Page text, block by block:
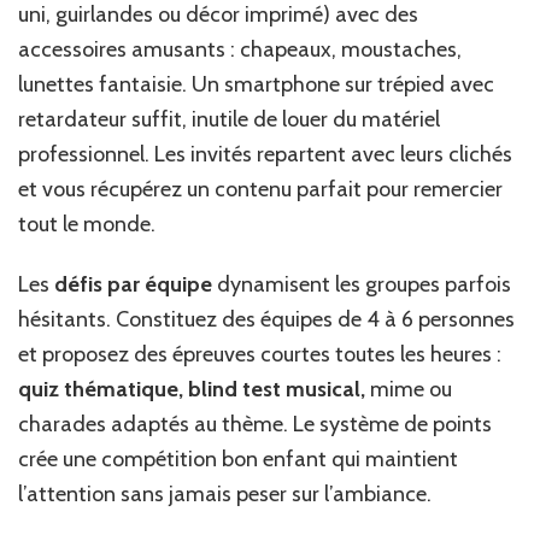
uni, guirlandes ou décor imprimé) avec des
accessoires amusants : chapeaux, moustaches,
lunettes fantaisie. Un smartphone sur trépied avec
retardateur suffit, inutile de louer du matériel
professionnel. Les invités repartent avec leurs clichés
et vous récupérez un contenu parfait pour remercier
tout le monde.
Les défis par équipe dynamisent les groupes parfois
hésitants. Constituez des équipes de 4 à 6 personnes
et proposez des épreuves courtes toutes les heures :
quiz thématique, blind test musical, mime ou
charades adaptés au thème. Le système de points
crée une compétition bon enfant qui maintient
l’attention sans jamais peser sur l’ambiance.